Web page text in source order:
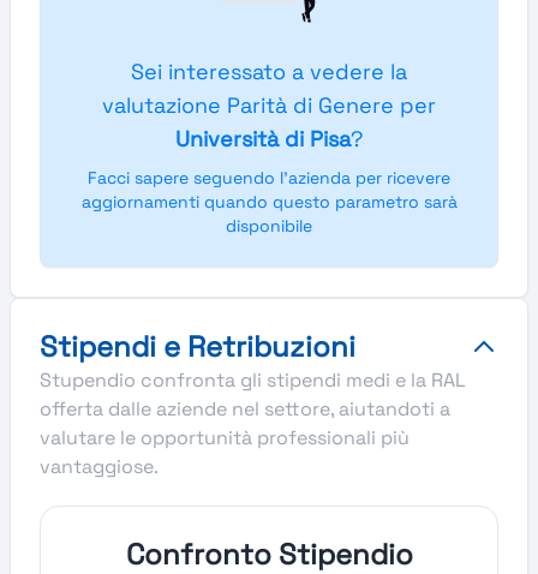
Sei interessato a vedere la
valutazione Parità di Genere per
Università di Pisa?
Facci sapere seguendo l'azienda per ricevere
aggiornamenti quando questo parametro sarà
disponibile
Stipendi e Retribuzioni
Stupendio confronta gli stipendi medi e la RAL
offerta dalle aziende nel settore, aiutandoti a
valutare le opportunità professionali più
vantaggiose.
Confronto Stipendio